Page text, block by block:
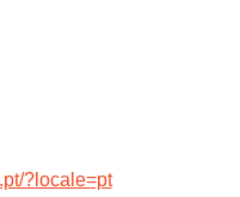
?locale=pt